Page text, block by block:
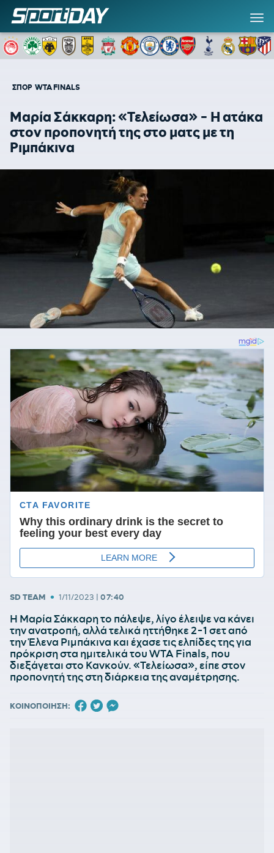
ΣΠΟΡ WTA FINALS
Μαρία Σάκκαρη: «Τελείωσα» - Η ατάκα
στον προπονητή της στο ματς με τη
Ριμπάκινα
SD TEAM • 1/11/2023 | 07:40
Η Μαρία Σάκκαρη το πάλεψε, λίγο έλειψε να κάνει
την ανατροπή, αλλά τελικά ηττήθηκε 2-1 σετ από
την Έλενα Ριμπάκινα και έχασε τις ελπίδες της για
πρόκριση στα ημιτελικά του WTA Finals, που
διεξάγεται στο Κανκούν. «Τελείωσα», είπε στον
προπονητή της στη διάρκεια της αναμέτρησης.
ΚΟΙΝΟΠΟΙΗΣΗ: